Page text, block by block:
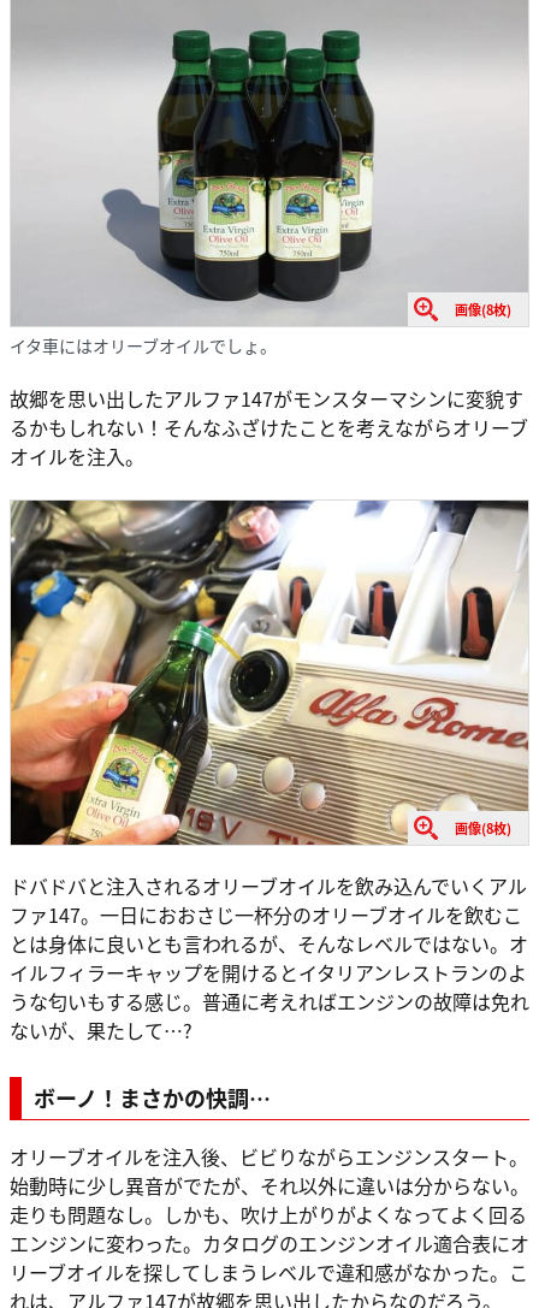
画像(8枚)
イタ車にはオリーブオイルでしょ。
故郷を思い出したアルファ147がモンスターマシンに変貌す
るかもしれない！そんなふざけたことを考えながらオリーブ
オイルを注入。
画像(8枚)
ドバドバと注入されるオリーブオイルを飲み込んでいくアル
ファ147。一日におおさじ一杯分のオリーブオイルを飲むこ
とは身体に良いとも言われるが、そんなレベルではない。オ
イルフィラーキャップを開けるとイタリアンレストランのよ
うな匂いもする感じ。普通に考えればエンジンの故障は免れ
ないが、果たして…?
ボーノ！まさかの快調…
オリーブオイルを注入後、ビビりながらエンジンスタート。
始動時に少し異音がでたが、それ以外に違いは分からない。
走りも問題なし。しかも、吹け上がりがよくなってよく回る
エンジンに変わった。カタログのエンジンオイル適合表にオ
リーブオイルを探してしまうレベルで違和感がなかった。こ
れは、アルファ147が故郷を思い出したからなのだろう。